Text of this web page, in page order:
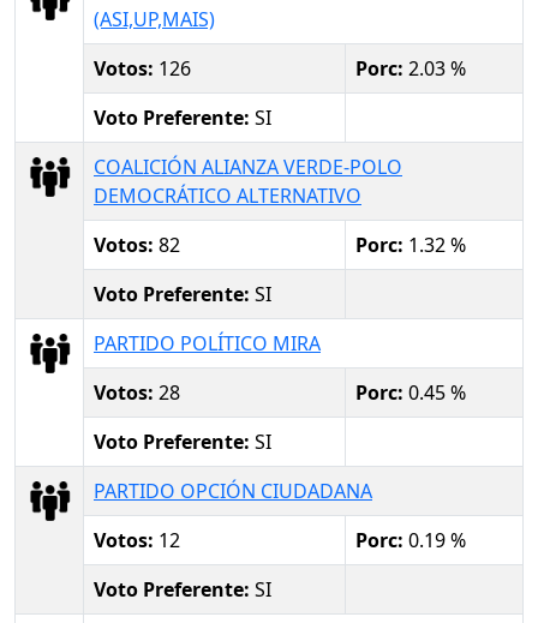
(ASI,UP,MAIS)
Votos: 126 Porc: 2.03 %
Voto Preferente: SI
COALICIÓN ALIANZA VERDE-POLO
DEMOCRÁTICO ALTERNATIVO
Votos: 82 Porc: 1.32 %
Voto Preferente: SI
PARTIDO POLÍTICO MIRA
Votos: 28 Porc: 0.45 %
Voto Preferente: SI
PARTIDO OPCIÓN CIUDADANA
Votos: 12 Porc: 0.19 %
Voto Preferente: SI